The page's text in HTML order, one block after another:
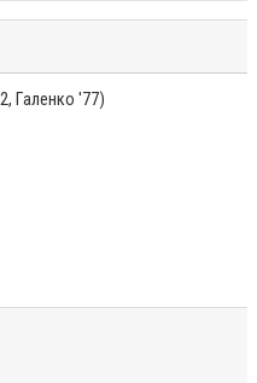
Галенко '77)